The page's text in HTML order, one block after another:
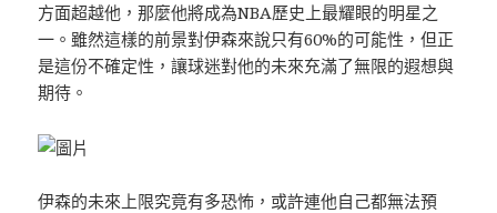
方面超越他，那麼他將成為NBA歷史上最耀眼的明星之
一。雖然這樣的前景對伊森來說只有60%的可能性，但正
是這份不確定性，讓球迷對他的未來充滿了無限的遐想與
期待。
伊森的未來上限究竟有多恐怖，或許連他​​自己都無法預